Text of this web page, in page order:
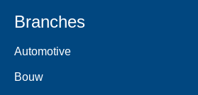
Branches
Automotive
Bouw